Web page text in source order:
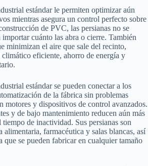
estándar le permiten optimizar aún
mientras asegura un control perfecto sobre
de PVC, las persianas no se
cuánto las abra o cierre. También
minimizan el aire que sale del recinto,
eficiente, ahorro de energía y
estándar se pueden conectar a los
de la fábrica sin problemas
motores y dispositivos de control avanzados.
y de bajo mantenimiento reducen aún más
de inactividad. Sus persianas son
alimentaria, farmacéutica y salas blancas, así
que se pueden fabricar en cualquier tamaño